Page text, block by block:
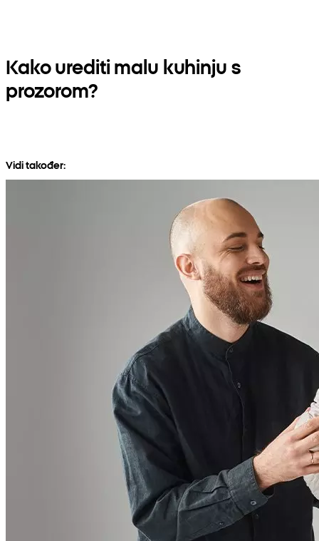
Kako urediti malu kuhinju s
prozorom?
Vidi također: